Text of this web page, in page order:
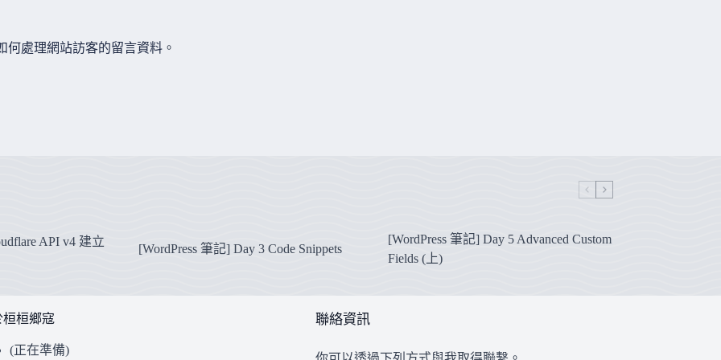
何處理網站訪客的留言資料 。
API v4 建立
[WordPress 筆記] Day 3 Code Snippets
[WordPress 筆記] Day 5 Advanced Custom
Fields (上)
桓桓鄉寇
(正在準備)
聯絡資訊